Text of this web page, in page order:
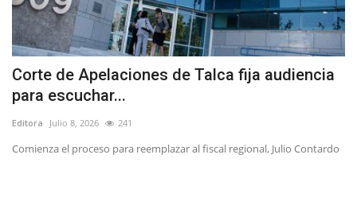
Corte de Apelaciones de Talca fija audiencia
para escuchar...
Editora Julio 8, 2026 241
Comienza el proceso para reemplazar al fiscal regional, Julio Contardo